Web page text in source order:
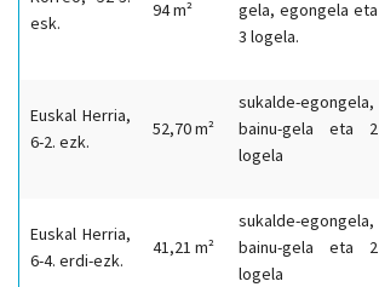
esk.
94 m²
gela, egongela eta
3 logela.
Euskal Herria,
6-2. ezk.
52,70 m²
sukalde-egongela,
bainu-gela eta 2
logela
Euskal Herria,
6-4. erdi-ezk.
41,21 m²
sukalde-egongela,
bainu-gela eta 2
logela